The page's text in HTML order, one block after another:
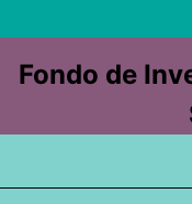
Fondo de